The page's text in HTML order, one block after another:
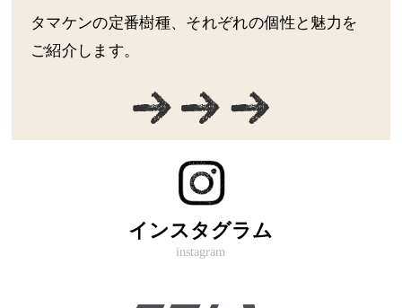
タマケンの定番樹種、それぞれの個性と魅力を
ご紹介します。
インスタグラム
instagram